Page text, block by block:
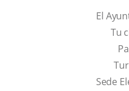
El
Tu
Sede